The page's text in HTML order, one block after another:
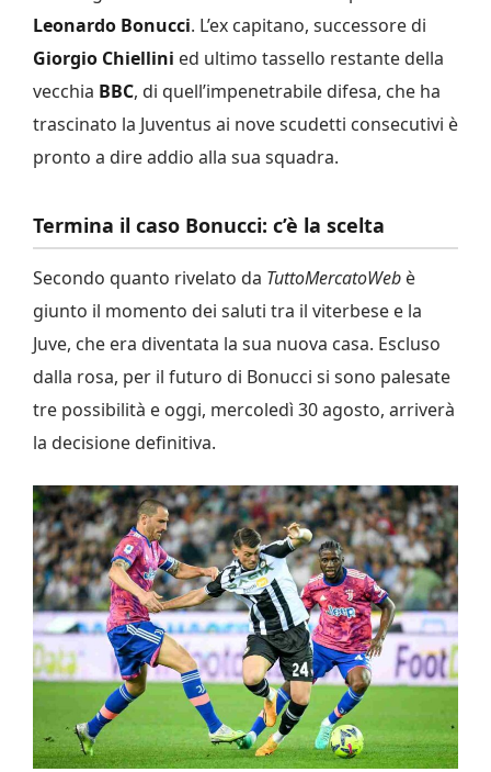
Leonardo Bonucci. L’ex capitano, successore di
Giorgio Chiellini ed ultimo tassello restante della
vecchia BBC, di quell’impenetrabile difesa, che ha
trascinato la Juventus ai nove scudetti consecutivi è
pronto a dire addio alla sua squadra.
Termina il caso Bonucci: c’è la scelta
Secondo quanto rivelato da TuttoMercatoWeb è
giunto il momento dei saluti tra il viterbese e la
Juve, che era diventata la sua nuova casa. Escluso
dalla rosa, per il futuro di Bonucci si sono palesate
tre possibilità e oggi, mercoledì 30 agosto, arriverà
la decisione definitiva.